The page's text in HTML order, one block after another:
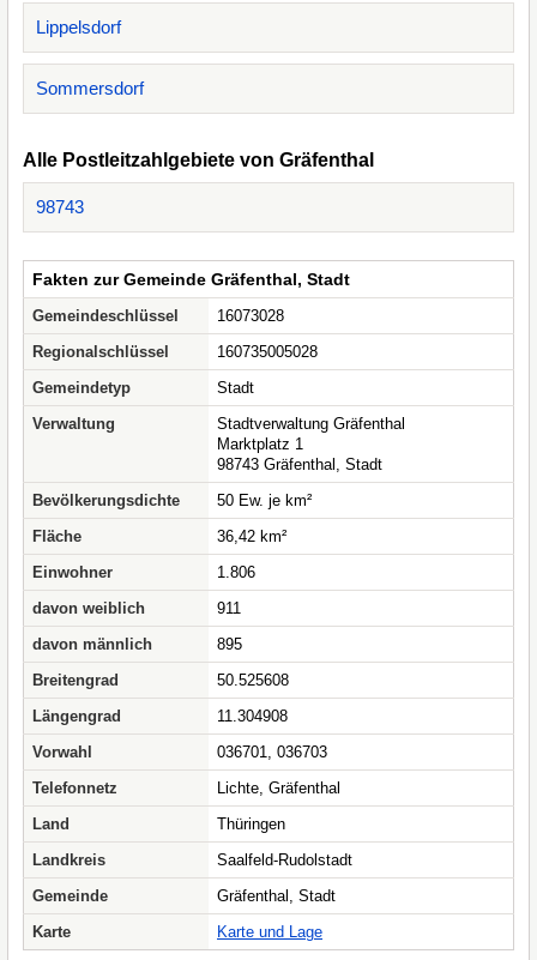
Lippelsdorf
Sommersdorf
Alle Postleitzahlgebiete von Gräfenthal
98743
Fakten zur Gemeinde Gräfenthal, Stadt
Gemeindeschlüssel
16073028
Regionalschlüssel
160735005028
Gemeindetyp
Stadt
Verwaltung
Stadtverwaltung Gräfenthal
Marktplatz 1
98743 Gräfenthal, Stadt
Bevölkerungsdichte
50 Ew. je km²
Fläche
36,42 km²
Einwohner
1.806
davon weiblich
911
davon männlich
895
Breitengrad
50.525608
Längengrad
11.304908
Vorwahl
036701, 036703
Telefonnetz
Lichte, Gräfenthal
Land
Thüringen
Landkreis
Saalfeld-Rudolstadt
Gemeinde
Gräfenthal, Stadt
Karte
Karte und Lage